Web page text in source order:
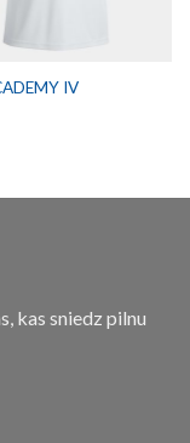
IV
kas sniedz pilnu